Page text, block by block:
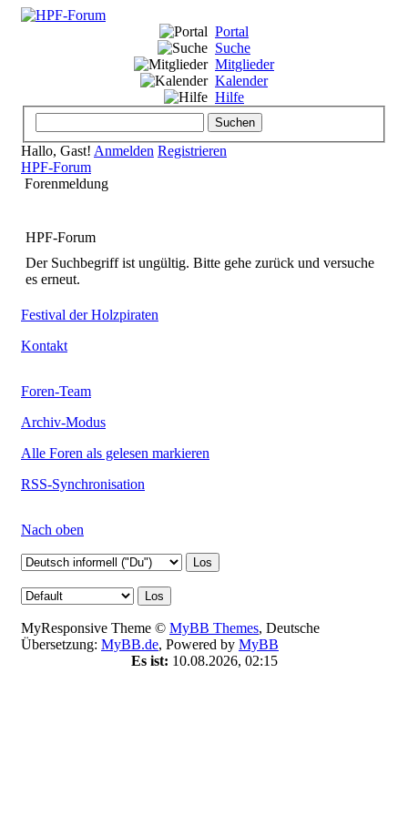
Portal
Suche
Mitglieder
Kalender
Hilfe
Hallo, Gast! Anmelden Registrieren
HPF-Forum
Forenmeldung
HPF-Forum
Der Suchbegriff ist ungültig. Bitte gehe zurück und versuche
es erneut.
Festival der Holzpiraten
Kontakt
Foren-Team
Archiv-Modus
Alle Foren als gelesen markieren
RSS-Synchronisation
Nach oben
MyResponsive Theme © MyBB Themes, Deutsche
Übersetzung: MyBB.de, Powered by MyBB
Es ist: 10.08.2026, 02:15